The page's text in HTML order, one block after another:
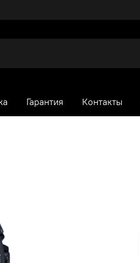
Гарантия Контакты